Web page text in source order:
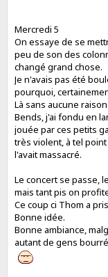
Mercredi 5
On essaye de se
peu de son des
changé grand chose.
Je n'avais pas été
pourquoi,
Là sans aucune
Bends, j'ai fondu en
jouée par ces petits
très violent, à tel
l'avait massacré.
Le concert se passe,
mais tant pis on
Ce coup ci Thom a
Bonne idée.
Bonne ambiance,
autant de gens